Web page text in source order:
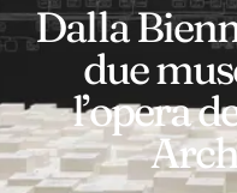
Dalla
due
l’opera